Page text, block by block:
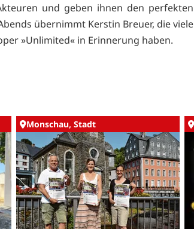
und geben ihnen den perfekten
übernimmt Kerstin Breuer, die viele
»Unlimited« in Erinnerung haben.
Monschau, Stadt